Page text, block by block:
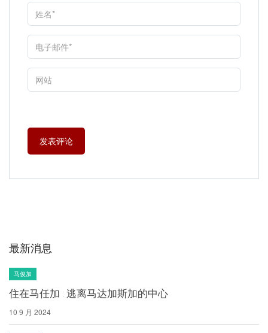
最新消息
马俊加
住在马任加 : 逃离马达加斯加的中心
10 9 月 2024